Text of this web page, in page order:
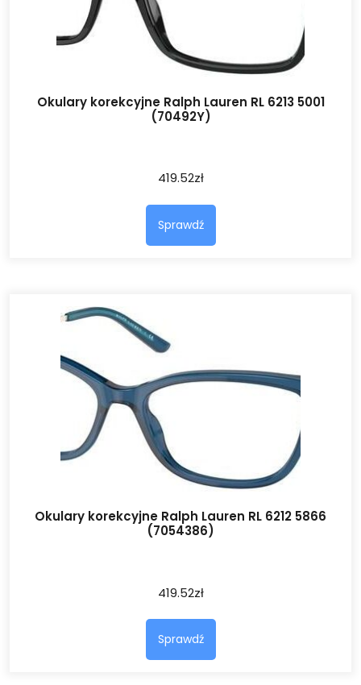
Okulary korekcyjne Ralph Lauren RL 6213 5001
(70492Y)
419.52zł
Sprawdź
Okulary korekcyjne Ralph Lauren RL 6212 5866
(7054386)
419.52zł
Sprawdź